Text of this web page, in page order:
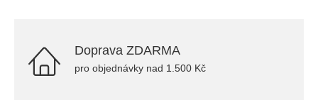
Doprava ZDARMA
pro objednávky nad 1.500 Kč